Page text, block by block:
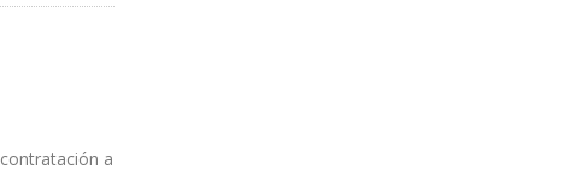
a